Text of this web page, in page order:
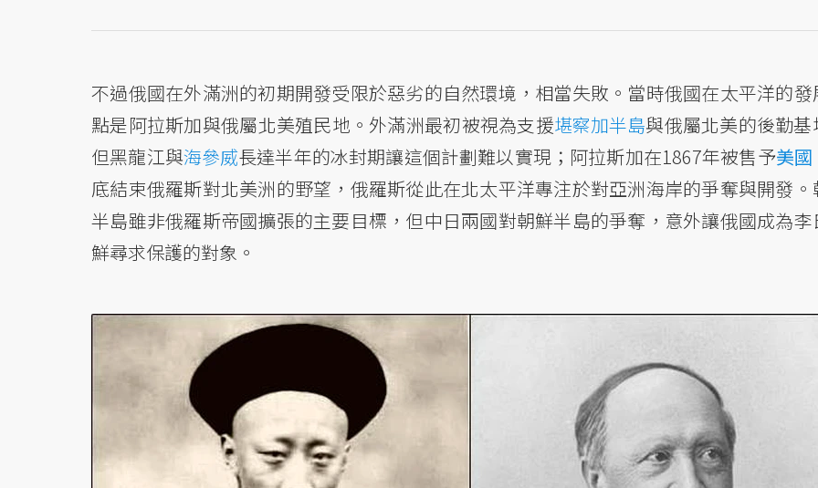
不過俄國在外滿洲的初期開發受限於惡劣的自然環境，相當失敗。當時俄國在太平洋的發
點是阿拉斯加與俄屬北美殖民地。外滿洲最初被視為支援堪察加半島與俄屬北美的後勤基
但黑龍江與海參威長達半年的冰封期讓這個計劃難以實現；阿拉斯加在1867年被售予美國
底結束俄羅斯對北美洲的野望，俄羅斯從此在北太平洋專注於對亞洲海岸的爭奪與開發。
半島雖非俄羅斯帝國擴張的主要目標，但中日兩國對朝鮮半島的爭奪，意外讓俄國成為李
鮮尋求保護的對象。